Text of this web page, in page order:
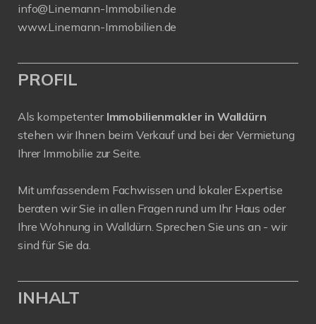
info@Linemann-Immobilien.de
www.Linemann-Immobilien.de
PROFIL
Als kompetenter Immobilienmakler in Walldürn
stehen wir Ihnen beim Verkauf und bei der Vermietung
Ihrer Immobilie zur Seite.
Mit umfassendem Fachwissen und lokaler Expertise
beraten wir Sie in allen Fragen rund um Ihr Haus oder
Ihre Wohnung in Walldürn. Sprechen Sie uns an - wir
sind für Sie da.
INHALT